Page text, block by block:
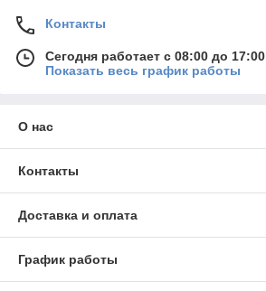
Контакты
Сегодня работает с 08:00 до 17:00
Показать весь график работы
О нас
Контакты
Доставка и оплата
График работы